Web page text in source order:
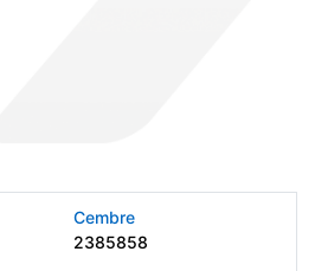
Cembre
2385858